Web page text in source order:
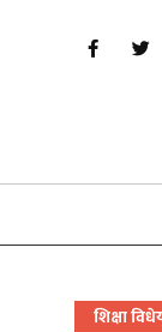
शिक्षा